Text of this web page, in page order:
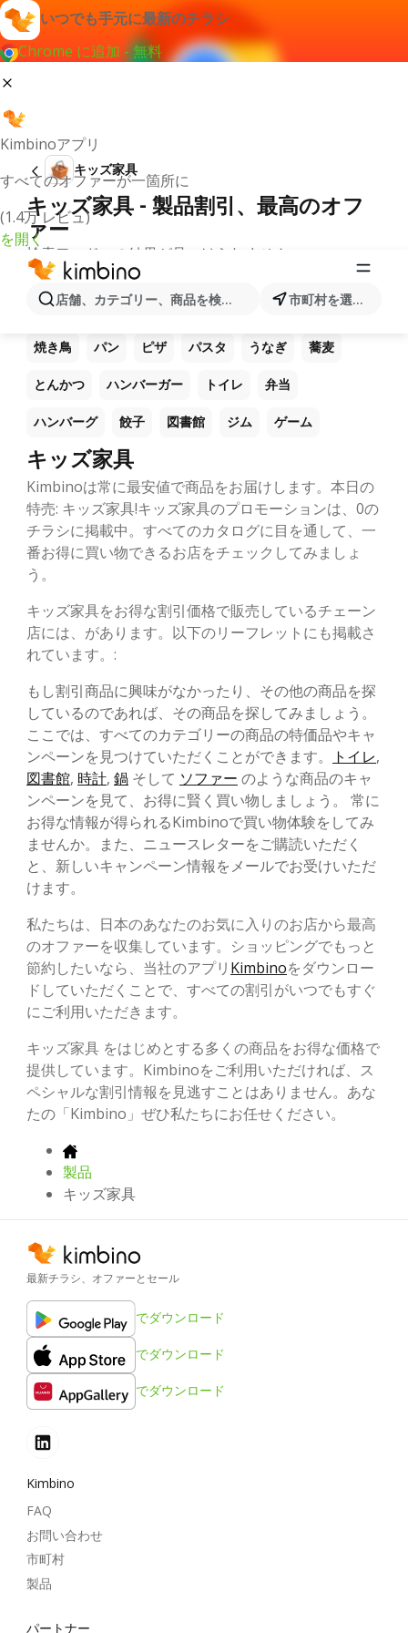
いつでも手元に最新のチラシ
Chrome に追加 - 無料
Kimbinoアプリ
すべてのオファーが一箇所に
(1.4万 レビュ)
を開く
店舗、カテゴリー、商品を検索... 市町村を選択します
キッズ家具
キッズ家具 - 製品割引、最高のオフ
ァー
検索ワードへの結果が見つけられません。
他のお気に入り製品
ラーメン コーヒー ご飯 電卓
焼き鳥 パン ピザ パスタ うなぎ 蕎麦
とんかつ ハンバーガー トイレ 弁当
ハンバーグ 餃子 図書館 ジム ゲーム
キッズ家具
Kimbinoは常に最安値で商品をお届けします。本日の
特売: キッズ家具!キッズ家具のプロモーションは、0の
チラシに掲載中。すべてのカタログに目を通して、一
番お得に買い物できるお店をチェックしてみましょ
う。
キッズ家具をお得な割引価格で販売しているチェーン
店には、があります。以下のリーフレットにも掲載さ
れています。:
もし割引商品に興味がなかったり、その他の商品を探
しているのであれば、その商品を探してみましょう。
ここでは、すべてのカテゴリーの商品の特価品やキャ
ンペーンを見つけていただくことができます。
トイレ,
図書館, 時計, 鍋 そして ソファー のような商品のキャ
ンペーンを見て、お得に賢く買い物しましょう。 常に
お得な情報が得られるKimbinoで買い物体験をしてみ
ませんか。また、ニュースレターをご購読いただく
と、新しいキャンペーン情報をメールでお受けいただ
けます。
私たちは、日本のあなたのお気に入りのお店から最高
のオファーを収集しています。ショッピングでもっと
節約したいなら、当社のアプリ Kimbinoをダウンロー
ドしていただくことで、すべての割引がいつでもすぐ
にご利用いただきます。
キッズ家具 をはじめとする多くの商品をお得な価格で
提供しています。Kimbinoをご利用いただければ、ス
ペシャルな割引情報を見逃すことはありません。あな
たの「Kimbino」ぜひ私たちにお任せください。
製品
キッズ家具
最新チラシ、オファーとセール
でダウンロード
でダウンロード
でダウンロード
Kimbino
FAQ
お問い合わせ
市町村
製品
パートナー